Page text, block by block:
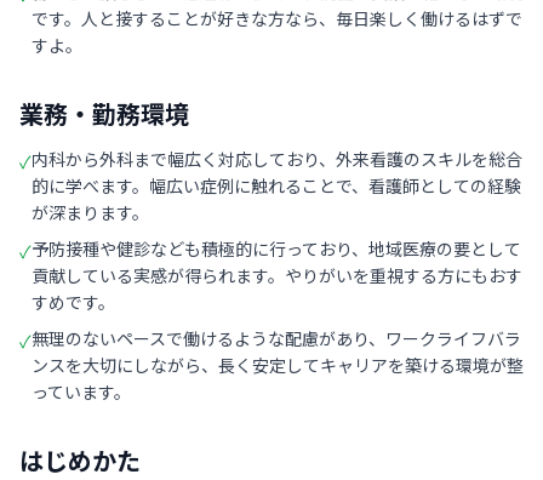
です。人と接することが好きな方なら、毎日楽しく働けるはずで
すよ。
業務・勤務環境
✓内科から外科まで幅広く対応しており、外来看護のスキルを総合
的に学べます。幅広い症例に触れることで、看護師としての経験
が深まります。
✓予防接種や健診なども積極的に行っており、地域医療の要として
貢献している実感が得られます。やりがいを重視する方にもおす
すめです。
✓無理のないペースで働けるような配慮があり、ワークライフバラ
ンスを大切にしながら、長く安定してキャリアを築ける環境が整
っています。
はじめかた